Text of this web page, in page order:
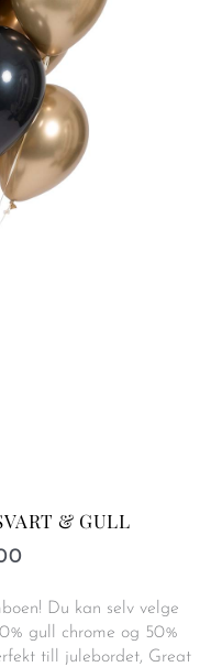
& GULL
Du kan selv velge
gull chrome og 50%
till julebordet, Great